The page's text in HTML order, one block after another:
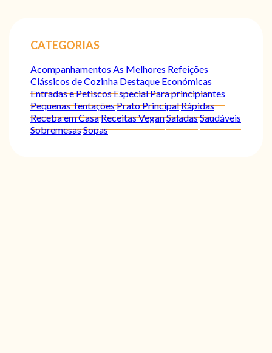
CATEGORIAS
Acompanhamentos As Melhores Refeições
Clássicos de CozinhaDestaqueEconómicas
Entradas e PetiscosEspecialPara principiantes
Pequenas TentaçõesPrato PrincipalRápidas
Receba em CasaReceitas VeganSaladasSaudáveis
SobremesasSopas